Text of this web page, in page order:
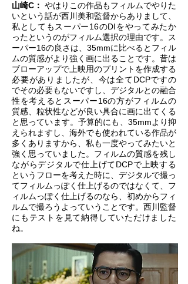
山崎C： やはりこの作品もフィルムでやりた
いという話が西川美和監督からありまして、
私としてもスーパー16のDIをやってみたか
ったというのがフィルム選択の理由です。ス
ーパー16の良さは、35mmに比べるとフィル
ムの質感がより強く画に出ることです。昔は
ブローアップで上映用のプリントを作成する
必要がありましたが、今は全てDCPですの
でその必要もないですし、デジタルとの融合
性を考えるとスーパー16の方がフィルムの
質感、粒状性などが良い具合に画に出てくる
と思っています。予算的にも、35mmより抑
えられますし、海外でも使われている作品が
多くありますから、私も一度やってみたいと
強く思っていました。フィルムの質感を残し
ながらデジタルで仕上げてDCPで上映する
というフローを考えた時に、デジタルで撮っ
てフィルムっぽく仕上げるのではなくて、フ
ィルムっぽく仕上げるのなら、初めからフィ
ルムで撮ろうよっていうことです。西川監督
にもテストを見て納得していただけました
ね。